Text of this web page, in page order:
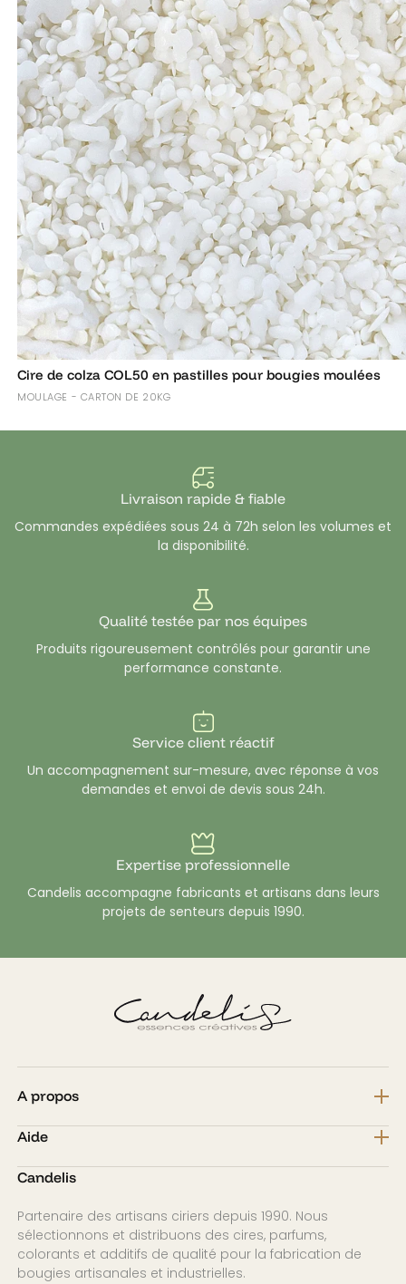
Cire de colza COL50 en pastilles pour bougies moulées
MOULAGE - CARTON DE 20KG
Livraison rapide & fiable
Commandes expédiées sous 24 à 72h selon les volumes et
la disponibilité.
Qualité testée par nos équipes
Produits rigoureusement contrôlés pour garantir une
performance constante.
Service client réactif
Un accompagnement sur-mesure, avec réponse à vos
demandes et envoi de devis sous 24h.
Expertise professionnelle
Candelis accompagne fabricants et artisans dans leurs
projets de senteurs depuis 1990.
A propos
Aide
Candelis
Partenaire des artisans ciriers depuis 1990. Nous
sélectionnons et distribuons des cires, parfums,
colorants et additifs de qualité pour la fabrication de
bougies artisanales et industrielles.